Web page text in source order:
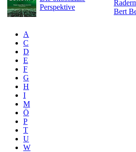
Perspektive
Bert
A
C
D
E
F
G
H
I
M
Ö
P
T
U
W